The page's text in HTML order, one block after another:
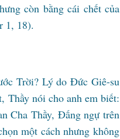
còn bằng cái chết của
1, 18).
Trời? Lý do Đức Giê-su
Thầy nói cho anh em biết:
Cha Thầy, Đấng ngự trên
một cách nhưng không